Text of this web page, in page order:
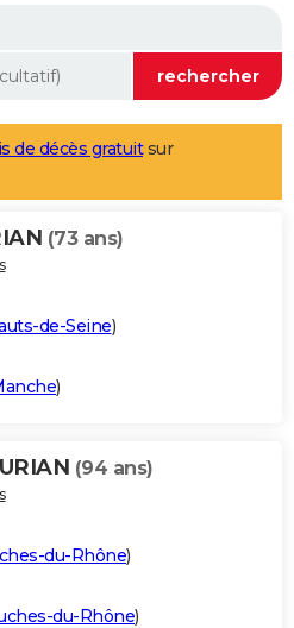
de décès gratuitsur
(73 ans)
de-Seine)
)
(94 ans)
du-Rhône)
du-Rhône)